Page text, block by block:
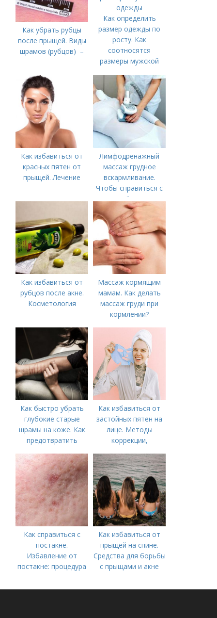
Как убрать рубцы
после прыщей. Виды
шрамов (рубцов) –
Как определить
размер одежды по
росту. Как
соотносятся
размеры мужской
Как избавиться от
красных пятен от
прыщей. Лечение
Лимфодренажный
массаж грудное
вскармливание.
Чтобы справиться с
нагрубанием,
необходимо
предпринять
следующие действия:
Как избавиться от
рубцов после акне.
Косметология
Массаж кормящим
мамам. Как делать
массаж груди при
кормлении?
Как быстро убрать
глубокие старые
шрамы на коже. Как
предотвратить
Как избавиться от
застойных пятен на
лице. Методы
коррекции,
акне и удаления
рубцов и шрамов
постакне
Как справиться с
постакне.
Избавление от
постакне: процедура
Как избавиться от
прыщей на спине.
Средства для борьбы
с прыщами и акне